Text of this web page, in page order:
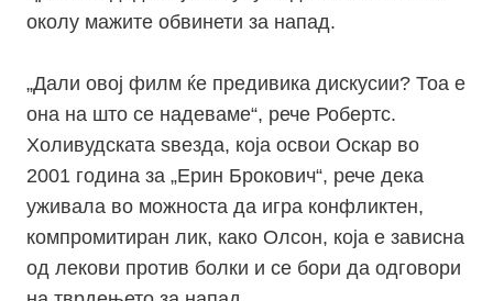
околу мажите обвинети за напад.
„Дали овој филм ќе предивика дискусии? Тоа е
она на што се надеваме“, рече Робертс.
Холивудската ѕвезда, која освои Оскар во
2001 година за „Ерин Брокович“, рече дека
уживала во можноста да игра конфликтен,
компромитиран лик, како Олсон, која е зависна
од лекови против болки и се бори да одговори